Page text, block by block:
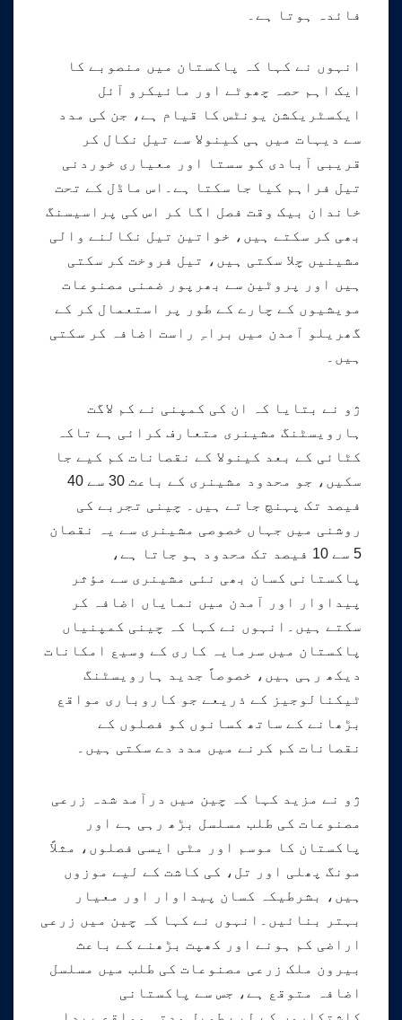
فائدہ ہوتا ہے۔
انہوں نے کہا کہ پاکستان میں منصوبے کا
ایک اہم حصہ چھوٹے اور مائیکرو آئل
ایکسٹریکشن یونٹس کا قیام ہے، جن کی مدد
سے دیہات میں ہی کینولا سے تیل نکال کر
قریبی آبادی کو سستا اور معیاری خوردنی
تیل فراہم کیا جا سکتا ہے۔اس ماڈل کے تحت
خاندان بیک وقت فصل اگا کر اس کی پراسیسنگ
بھی کر سکتے ہیں، خواتین تیل نکالنے والی
مشینیں چلا سکتی ہیں، تیل فروخت کر سکتی
ہیں اور پروٹین سے بھرپور ضمنی مصنوعات
مویشیوں کے چارے کے طور پر استعمال کر کے
گھریلو آمدن میں براہِ راست اضافہ کر سکتی
ہیں۔
ژو نے بتایا کہ ان کی کمپنی نے کم لاگت
ہارویسٹنگ مشینری متعارف کرائی ہے تاکہ
کٹائی کے بعد کینولا کے نقصانات کم کیے جا
سکیں، جو محدود مشینری کے باعث 30 سے 40
فیصد تک پہنچ جاتے ہیں۔ چینی تجربے کی
روشنی میں جہاں خصوصی مشینری سے یہ نقصان
5 سے 10 فیصد تک محدود ہو جاتا ہے،
پاکستانی کسان بھی نئی مشینری سے مؤثر
پیداوار اور آمدن میں نمایاں اضافہ کر
سکتے ہیں۔انہوں نے کہا کہ چینی کمپنیاں
پاکستان میں سرمایہ کاری کے وسیع امکانات
دیکھ رہی ہیں، خصوصاً جدید ہارویسٹنگ
ٹیکنالوجیز کے ذریعے جو کاروباری مواقع
بڑھانے کے ساتھ کسانوں کو فصلوں کے
نقصانات کم کرنے میں مدد دے سکتی ہیں۔
ژو نے مزید کہا کہ چین میں درآمد شدہ زرعی
مصنوعات کی طلب مسلسل بڑھ رہی ہے اور
پاکستان کا موسم اور مٹی ایسی فصلوں، مثلاً
مونگ پھلی اور تل، کی کاشت کے لیے موزوں
ہیں، بشرطیکہ کسان پیداوار اور معیار
بہتر بنائیں۔انہوں نے کہا کہ چین میں زرعی
اراضی کم ہونے اور کھپت بڑھنے کے باعث
بیرون ملک زرعی مصنوعات کی طلب میں مسلسل
اضافہ متوقع ہے، جس سے پاکستانی